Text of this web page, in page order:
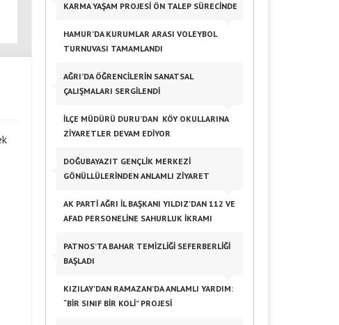
KARMA YAŞAM PROJESİ ÖN TALEP SÜRECİNDE
HAMUR’DA KURUMLAR ARASI VOLEYBOL
TURNUVASI TAMAMLANDI
AĞRI’DA ÖĞRENCILERIN SANATSAL
ÇALIŞMALARI SERGILENDI
İLÇE MÜDÜRÜ DURU’DAN KÖY OKULLARINA
ZIYARETLER DEVAM EDIYOR
DOĞUBAYAZIT GENÇLIK MERKEZI
GÖNÜLLÜLERINDEN ANLAMLI ZIYARET
AK PARTI AĞRI İL BAŞKANI YILDIZ’DAN 112 VE
AFAD PERSONELINE SAHURLUK İKRAMI
PATNOS’TA BAHAR TEMIZLIĞI SEFERBERLIĞI
BAŞLADI
KIZILAY’DAN RAMAZAN’DA ANLAMLI YARDIM:
“BIR SINIF BIR KOLI” PROJESI